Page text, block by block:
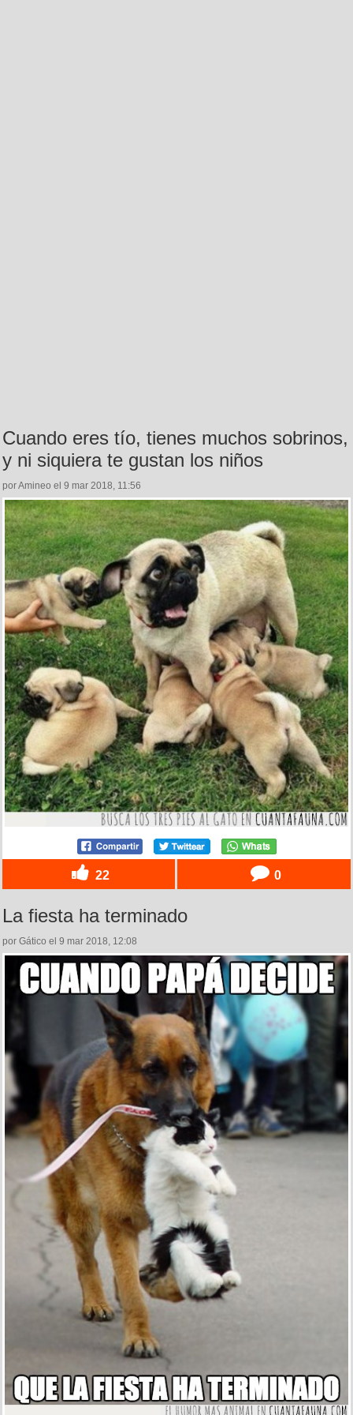
Cuando eres tío, tienes muchos sobrinos,
y ni siquiera te gustan los niños
por Amineo el 9 mar 2018, 11:56
22 0
La fiesta ha terminado
por Gático el 9 mar 2018, 12:08